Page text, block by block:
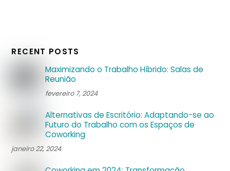
RECENT POSTS
Maximizando o Trabalho Híbrido: Salas de
Reunião
fevereiro 7, 2024
Alternativas de Escritório: Adaptando-se ao
Futuro do Trabalho com os Espaços de
Coworking
janeiro 22, 2024